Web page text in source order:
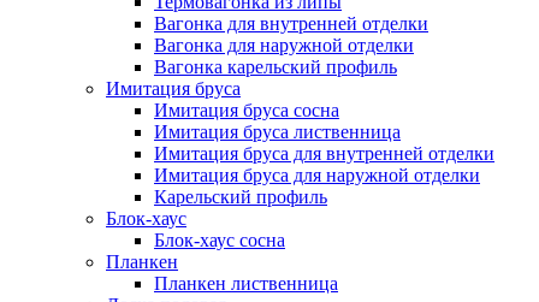
Вагонка для внутренней отделки
Вагонка для наружной отделки
Вагонка карельский профиль
Имитация бруса
Имитация бруса сосна
Имитация бруса лиственница
Имитация бруса для внутренней отделки
Имитация бруса для наружной отделки
Карельский профиль
Блок-хаус
Блок-хаус сосна
Планкен
Планкен лиственница